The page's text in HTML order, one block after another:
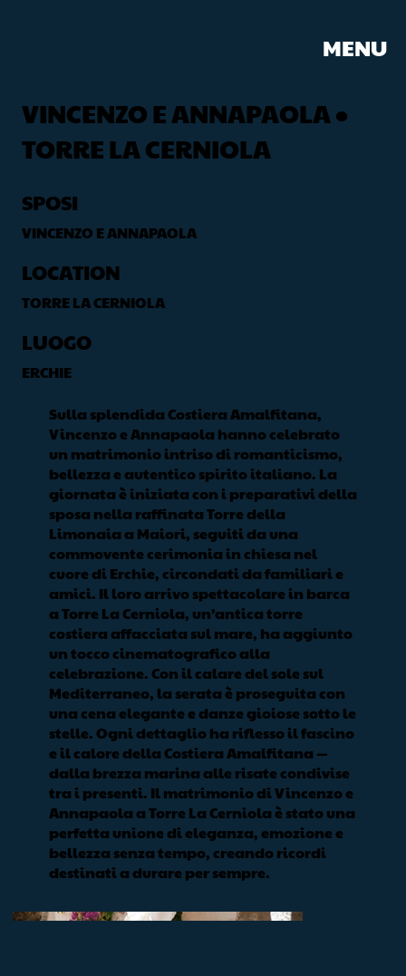
MENU
VINCENZO E ANNAPAOLA •
TORRE LA CERNIOLA
SPOSI
VINCENZO E ANNAPAOLA
LOCATION
TORRE LA CERNIOLA
LUOGO
ERCHIE
Sulla splendida Costiera Amalfitana,
Vincenzo e Annapaola hanno celebrato
un matrimonio intriso di romanticismo,
bellezza e autentico spirito italiano. La
giornata è iniziata con i preparativi della
sposa nella raffinata Torre della
Limonaia a Maiori, seguiti da una
commovente cerimonia in chiesa nel
cuore di Erchie, circondati da familiari e
amici. Il loro arrivo spettacolare in barca
a Torre La Cerniola, un’antica torre
costiera affacciata sul mare, ha aggiunto
un tocco cinematografico alla
celebrazione. Con il calare del sole sul
Mediterraneo, la serata è proseguita con
una cena elegante e danze gioiose sotto le
stelle. Ogni dettaglio ha riflesso il fascino
e il calore della Costiera Amalfitana —
dalla brezza marina alle risate condivise
tra i presenti. Il matrimonio di Vincenzo e
Annapaola a Torre La Cerniola è stato una
perfetta unione di eleganza, emozione e
bellezza senza tempo, creando ricordi
destinati a durare per sempre.